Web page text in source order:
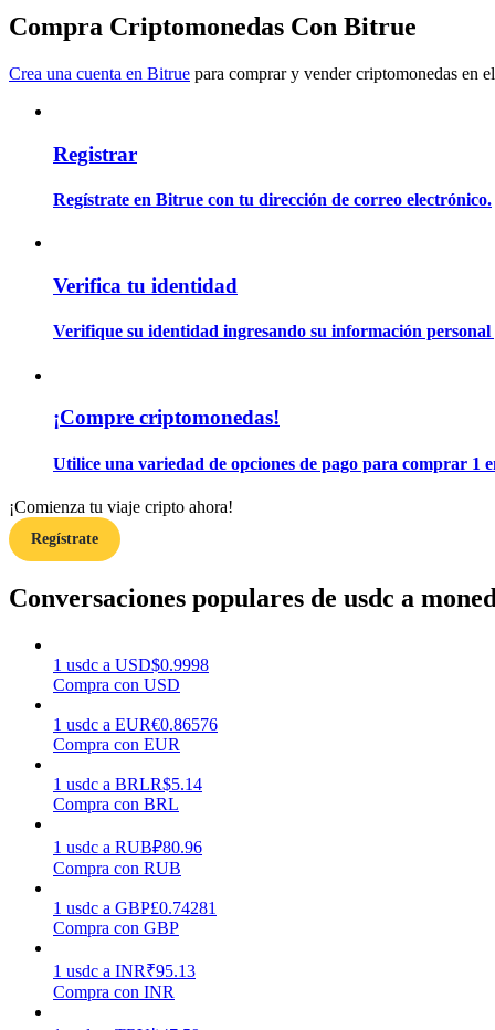
Información
Estrategias comerciales
Aprenda cómo mantenerse rentable
Compra Criptomonedas Con Bitrue
Crea una cuenta en Bitrue para comprar y vender criptomonedas en
Registrar
Regístrate en Bitrue con tu dirección de correo electrónico.
Verifica tu identidad
Verifique su identidad ingresando su información
¡Compre criptomonedas!
Utilice una variedad de opciones de pago para comprar 1
¡Comienza tu viaje cripto ahora!
Regístrate
Conversaciones populares de usdc a
1 usdc a USD$0.9998
Compra con USD
1 usdc a EUR€0.86576
Compra con EUR
1 usdc a BRLR$5.14
Compra con BRL
1 usdc a RUB₽80.96
Compra con RUB
1 usdc a GBP£0.74281
Compra con GBP
1 usdc a INR₹95.13
Compra con INR